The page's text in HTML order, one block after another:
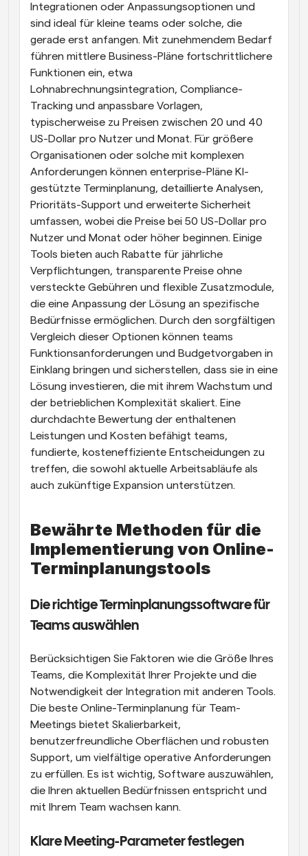
Integrationen oder Anpassungsoptionen und
sind ideal für kleine teams oder solche, die
gerade erst anfangen. Mit zunehmendem Bedarf
führen mittlere Business-Pläne fortschrittlichere
Funktionen ein, etwa
Lohnabrechnungsintegration, Compliance-
Tracking und anpassbare Vorlagen,
typischerweise zu Preisen zwischen 20 und 40
US-Dollar pro Nutzer und Monat. Für größere
Organisationen oder solche mit komplexen
Anforderungen können enterprise-Pläne KI-
gestützte Terminplanung, detaillierte Analysen,
Prioritäts-Support und erweiterte Sicherheit
umfassen, wobei die Preise bei 50 US-Dollar pro
Nutzer und Monat oder höher beginnen. Einige
Tools bieten auch Rabatte für jährliche
Verpflichtungen, transparente Preise ohne
versteckte Gebühren und flexible Zusatzmodule,
die eine Anpassung der Lösung an spezifische
Bedürfnisse ermöglichen. Durch den sorgfältigen
Vergleich dieser Optionen können teams
Funktionsanforderungen und Budgetvorgaben in
Einklang bringen und sicherstellen, dass sie in eine
Lösung investieren, die mit ihrem Wachstum und
der betrieblichen Komplexität skaliert. Eine
durchdachte Bewertung der enthaltenen
Leistungen und Kosten befähigt teams,
fundierte, kosteneffiziente Entscheidungen zu
treffen, die sowohl aktuelle Arbeitsabläufe als
auch zukünftige Expansion unterstützen.
Bewährte Methoden für die
Implementierung von Online-
Terminplanungstools
Die richtige Terminplanungssoftware für
Teams auswählen
Berücksichtigen Sie Faktoren wie die Größe Ihres
Teams, die Komplexität Ihrer Projekte und die
Notwendigkeit der Integration mit anderen Tools.
Die beste Online-Terminplanung für Team-
Meetings bietet Skalierbarkeit,
benutzerfreundliche Oberflächen und robusten
Support, um vielfältige operative Anforderungen
zu erfüllen. Es ist wichtig, Software auszuwählen,
die Ihren aktuellen Bedürfnissen entspricht und
mit Ihrem Team wachsen kann.
Klare Meeting-Parameter festlegen